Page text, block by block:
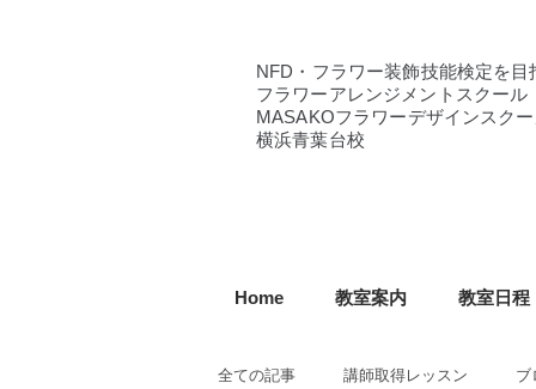
NFD・フラワー装飾技能検定を目
フラワーアレンジメントスクール
MASAKOフラワーデザインスク
横浜青葉台校
Home 教室案内 教室日程
全ての記事 講師取得レッスン ブ